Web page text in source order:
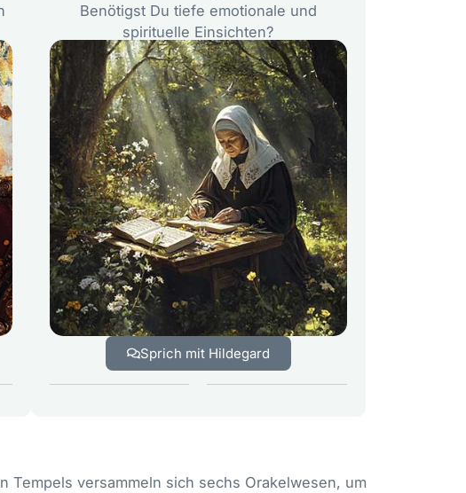
Benötigst Du tiefe emotionale und
spirituelle Einsichten?
Sprich mit Hildegard
Tempels versammeln sich sechs Orakelwesen, um